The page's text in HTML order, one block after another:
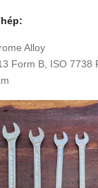
Alloy
Form B, ISO 7738